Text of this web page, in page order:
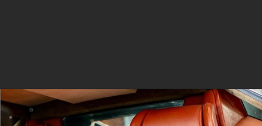
Opening https://www.portaldenoticias.net/abandonado-por-20-anos-carro-avaliado-em-r-6-milhoes-e-encontrado-em-ilha-isolada/